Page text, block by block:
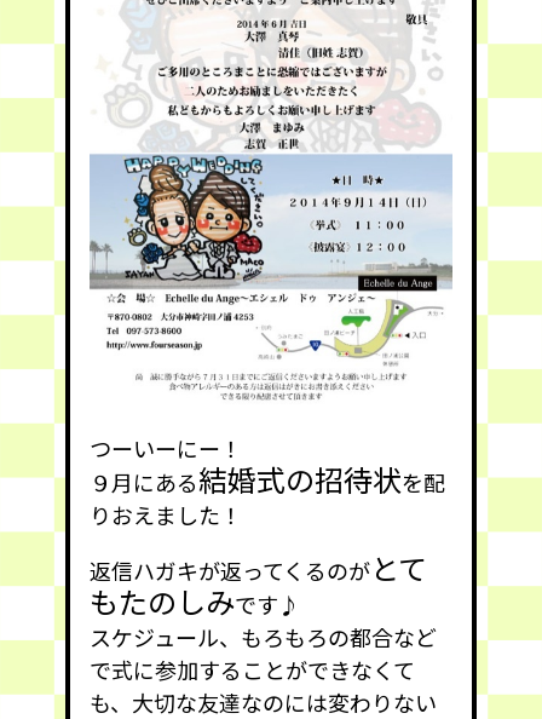
つーいーにー！
９月にある結婚式の招待状を配
りおえました！
返信ハガキが返ってくるのがとて
もたのしみです♪
スケジュール、もろもろの都合など
で式に参加することができなくて
も、大切な友達なのには変わりない